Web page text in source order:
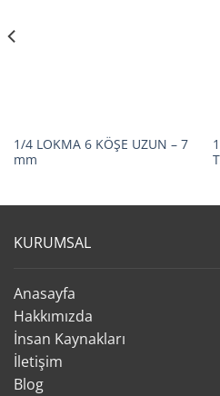
1/4 LOKMA 6 KÖŞE UZUN – 7
mm
KURUMSAL
Anasayfa
Hakkımızda
İnsan Kaynakları
İletişim
Blog